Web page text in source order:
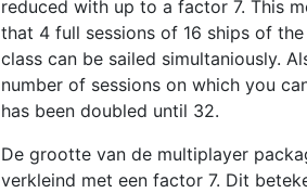
reduced with up to a factor 7. This
that 4 full sessions of 16 ships of
class can be sailed simultaniously.
number of sessions on which you
has been doubled until 32.
De grootte van de multiplayer
verkleind met een factor 7. Dit